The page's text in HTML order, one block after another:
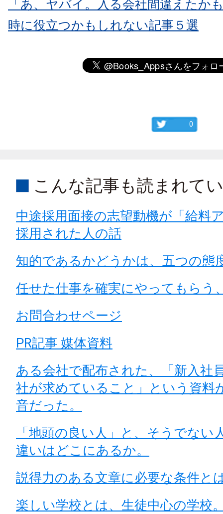
「あ、ヤバイ。入る会社間違えたか
時に役立つかもしれない記事５選
0
こんな記事も読まれて
中途採用面接の志望動機が「給料
採用された人の話
知的であるかどうかは、五つの態
任せた仕事を確実にやってもらう
お問合わせページ
PR記事 媒体資料
ある会社で配布された、「新入社
社が求めていること」という資料
音だった。
「地頭の良い人」と、そうでない
違いはどこにあるか。
説得力のある文章に必要な条件と
楽しい学校とは、生徒中心の学校